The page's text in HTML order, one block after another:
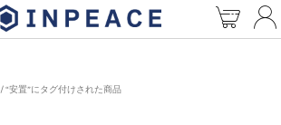
/ “安置”にタグ付けされた商品